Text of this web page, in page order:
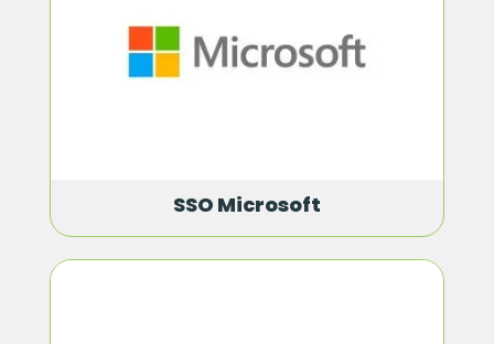
SSO Microsoft